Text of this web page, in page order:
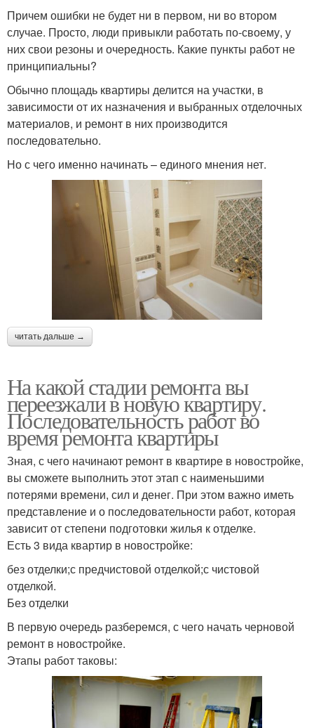
Причем ошибки не будет ни в первом, ни во втором
случае. Просто, люди привыкли работать по-своему, у
них свои резоны и очередность. Какие пункты работ не
принципиальны?
Обычно площадь квартиры делится на участки, в
зависимости от их назначения и выбранных отделочных
материалов, и ремонт в них производится
последовательно.
Но с чего именно начинать – единого мнения нет.
читать дальше →
На какой стадии ремонта вы
переезжали в новую квартиру.
Последовательность работ во
время ремонта квартиры
Зная, с чего начинают ремонт в квартире в новостройке,
вы сможете выполнить этот этап с наименьшими
потерями времени, сил и денег. При этом важно иметь
представление и о последовательности работ, которая
зависит от степени подготовки жилья к отделке.
Есть 3 вида квартир в новостройке:
без отделки;с предчистовой отделкой;с чистовой
отделкой.
Без отделки
В первую очередь разберемся, с чего начать черновой
ремонт в новостройке.
Этапы работ таковы: